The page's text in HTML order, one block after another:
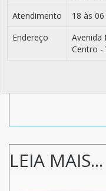
Atendimento
18 às
Endereço
Avenida
Centro -
LEIA MAIS...